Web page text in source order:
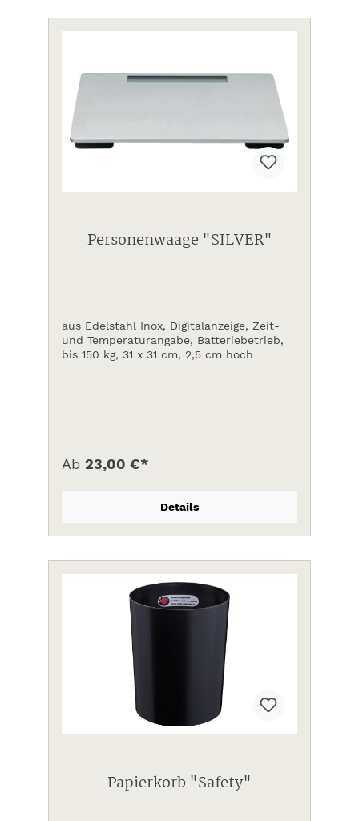
Personenwaage "SILVER"
aus Edelstahl Inox, Digitalanzeige, Zeit-
und Temperaturangabe, Batteriebetrieb,
bis 150 kg, 31 x 31 cm, 2,5 cm hoch
Ab 23,00 €*
Details
Papierkorb "Safety"